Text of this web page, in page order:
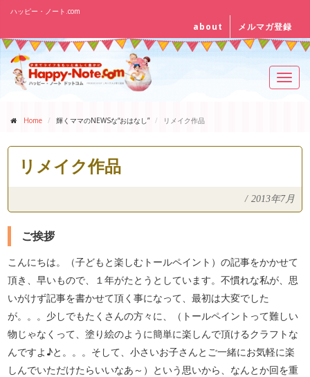
ハッピー・ノート.com
about メルマガ登録
Home 輝くママのNEWSな“おはなし” リメイク作品
リメイク作品
/ 2013年7月
ご挨拶
こんにちは。（子どもと楽しむトールペイント）の記事をかかせて
頂き、早いもので、１年がたとうとしています。不慣れな私が、思
いがけず記事を書かせて頂く事になって、最初は大変でした
が。。。少しでもたくさんの方々に、（トールペイントって難しい
物じゃなくって、塗り絵のように簡単に楽しんで頂けるクラフトな
んですよ♪と。。。そして、小さいお子さんとご一緒にお気軽に楽
しんでいただけたらいいなあ～）という思いから、なんとか回を重